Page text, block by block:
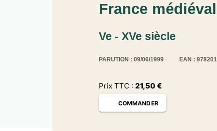
France
Ve - XVe siècle
PARUTION : 09/06/1999 EAN :
Prix TTC : 21,50 €
COMMANDER